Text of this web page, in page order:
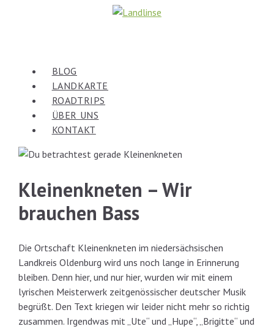
BLOG
LANDKARTE
ROADTRIPS
ÜBER UNS
KONTAKT
Kleinenkneten – Wir
brauchen Bass
Die Ortschaft Kleinenkneten im niedersächsischen
Landkreis Oldenburg wird uns noch lange in Erinnerung
bleiben. Denn hier, und nur hier, wurden wir mit einem
lyrischen Meisterwerk zeitgenössischer deutscher Musik
begrüßt. Den Text kriegen wir leider nicht mehr so richtig
zusammen. Irgendwas mit „Ute“ und „Hupe“, „Brigitte“ und